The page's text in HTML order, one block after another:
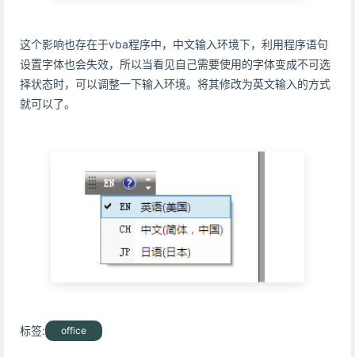
这个影响也存在于vba程序中，中文输入环境下，利用程序语句
设置字体也会失效，所以当看见自己需要使用的字体变成不可选
择状态时，可以调整一下输入环境。将其修改为英文输入的方式
就可以了。
标签: office